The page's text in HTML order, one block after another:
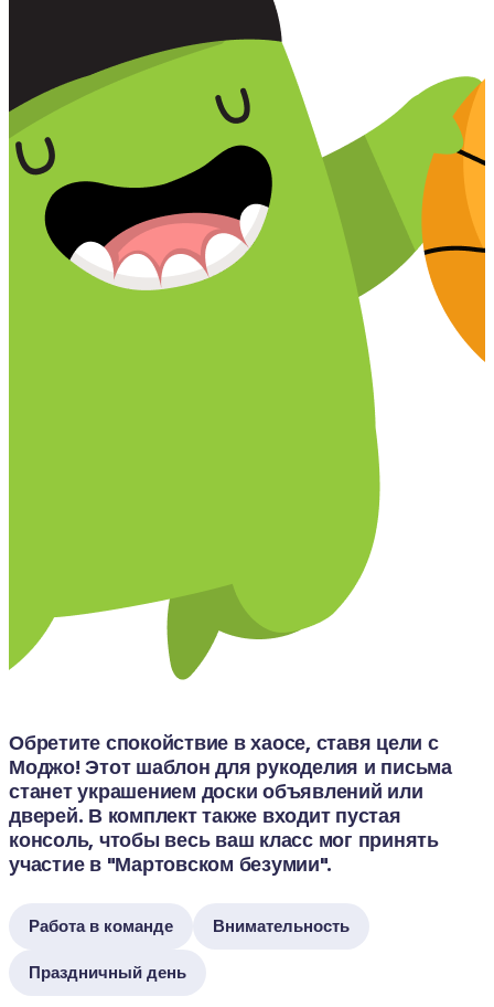
Обретите спокойствие в хаосе, ставя цели с
Моджо! Этот шаблон для рукоделия и письма
станет украшением доски объявлений или
дверей. В комплект также входит пустая
консоль, чтобы весь ваш класс мог принять
участие в "Мартовском безумии".
Работа в команде Внимательность
Праздничный день